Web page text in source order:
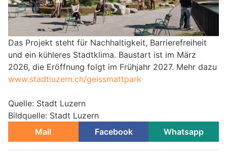
Das Projekt steht für Nachhaltigkeit, Barrierefreiheit
und ein kühleres Stadtklima. Baustart ist im März
2026, die Eröffnung folgt im Frühjahr 2027. Mehr dazu
www.stadtluzern.ch/geissmattpark
Quelle: Stadt Luzern
Bildquelle: Stadt Luzern
Mail
Facebook Whatsapp